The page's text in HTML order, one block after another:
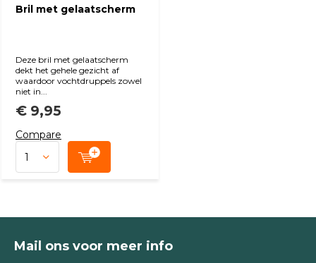
Bril met gelaatscherm
Deze bril met gelaatscherm
dekt het gehele gezicht af
waardoor vochtdruppels zowel
niet in...
€ 9,95
Compare
Mail ons voor meer info